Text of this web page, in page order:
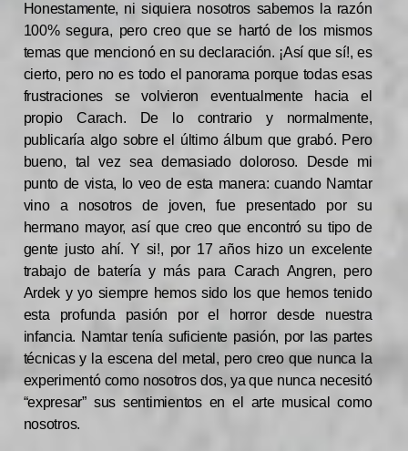
Honestamente, ni siquiera nosotros sabemos la razón
100% segura, pero creo que se hartó de los mismos
temas que mencionó en su declaración. ¡Así que sí!, es
cierto, pero no es todo el panorama porque todas esas
frustraciones se volvieron eventualmente hacia el
propio Carach. De lo contrario y normalmente,
publicaría algo sobre el último álbum que grabó. Pero
bueno, tal vez sea demasiado doloroso. Desde mi
punto de vista, lo veo de esta manera: cuando Namtar
vino a nosotros de joven, fue presentado por su
hermano mayor, así que creo que encontró su tipo de
gente justo ahí. Y si!, por 17 años hizo un excelente
trabajo de batería y más para Carach Angren, pero
Ardek y yo siempre hemos sido los que hemos tenido
esta profunda pasión por el horror desde nuestra
infancia. Namtar tenía suficiente pasión, por las partes
técnicas y la escena del metal, pero creo que nunca la
experimentó como nosotros dos, ya que nunca necesitó
“expresar” sus sentimientos en el arte musical como
nosotros.